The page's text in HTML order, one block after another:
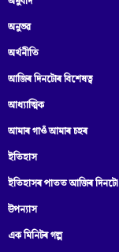
অনুভৱ
অৰ্থনীতি
আজিৰ দিনটোৰ বিশেষত্ব
আধ্যাত্মিক
আমাৰ গাওঁ আমাৰ চহৰ
ইতিহাস
ইতিহাসৰ পাতত আজিৰ দিনটো
উপন্যাস
এক মিনিটৰ গল্প